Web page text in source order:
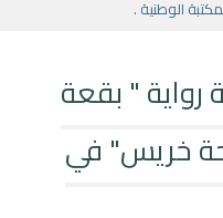
الوطنية .
" بقعة
خريس" في